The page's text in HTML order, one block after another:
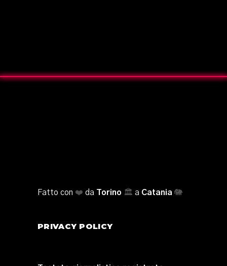
Fatto con ❤️ da Torino 🏛️ a Catania 🐘
PRIVACY POLICY